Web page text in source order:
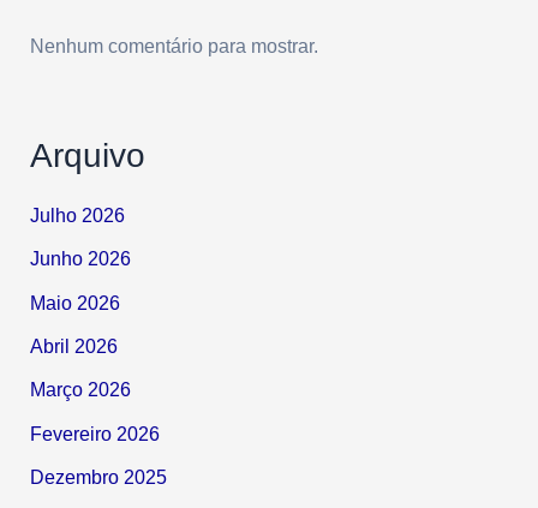
Nenhum comentário para mostrar.
Arquivo
Julho 2026
Junho 2026
Maio 2026
Abril 2026
Março 2026
Fevereiro 2026
Dezembro 2025